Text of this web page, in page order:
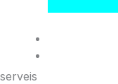
serveis